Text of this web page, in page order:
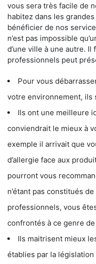
vous sera très facile de
habitez dans les
bénéficier de nos
n’est pas impossible
d’une ville à une autre.
professionnels peut
Pour vous
votre environnement, ils
Ils ont une meilleure
conviendrait le mieux à
exemple il arrivait que
d’allergie face aux
pourront vous
n’étant pas constitués
professionnels, vous
confrontés à ce genre
Ils maitrisent mieux
établies par la